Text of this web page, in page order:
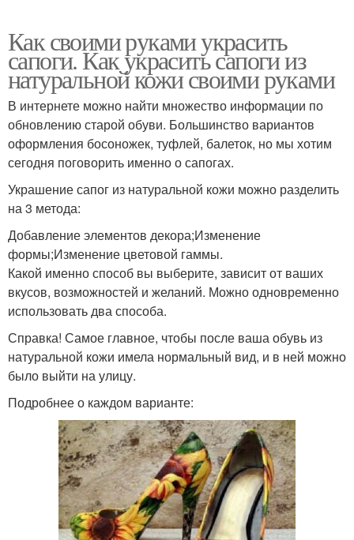
Как своими руками украсить
сапоги. Как украсить сапоги из
натуральной кожи своими руками
В интернете можно найти множество информации по
обновлению старой обуви. Большинство вариантов
оформления босоножек, туфлей, балеток, но мы хотим
сегодня поговорить именно о сапогах.
Украшение сапог из натуральной кожи можно разделить
на 3 метода:
Добавление элементов декора;Изменение
формы;Изменение цветовой гаммы.
Какой именно способ вы выберите, зависит от ваших
вкусов, возможностей и желаний. Можно одновременно
использовать два способа.
Справка! Самое главное, чтобы после ваша обувь из
натуральной кожи имела нормальный вид, и в ней можно
было выйти на улицу.
Подробнее о каждом варианте: